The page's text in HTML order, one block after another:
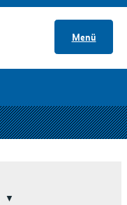
Menü